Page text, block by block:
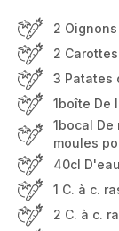
2 Oignons
2
3 Patates
1boîte De
1bocal
moules
40cl D'eau
1 C. à c.
2 C. à c.